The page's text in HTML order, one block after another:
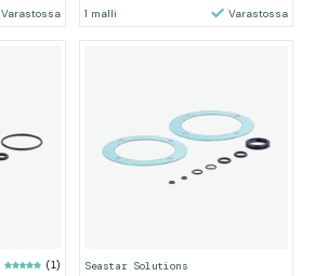
Varastossa 1 malli Varastossa
(1) Seastar Solutions